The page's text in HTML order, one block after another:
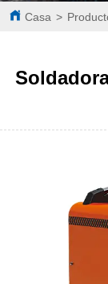
Casa >